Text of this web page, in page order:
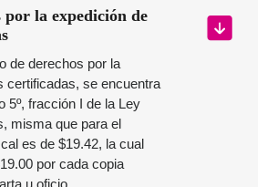
por la expedición de
de derechos por la
certificadas, se encuentra
5º, fracción I de la Ley
misma que para el
es de $19.42, la cual
por cada copia